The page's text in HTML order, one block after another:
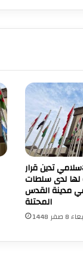
تدين قرار
لها لدى سلطات
في مدينة القدس
المحتلة